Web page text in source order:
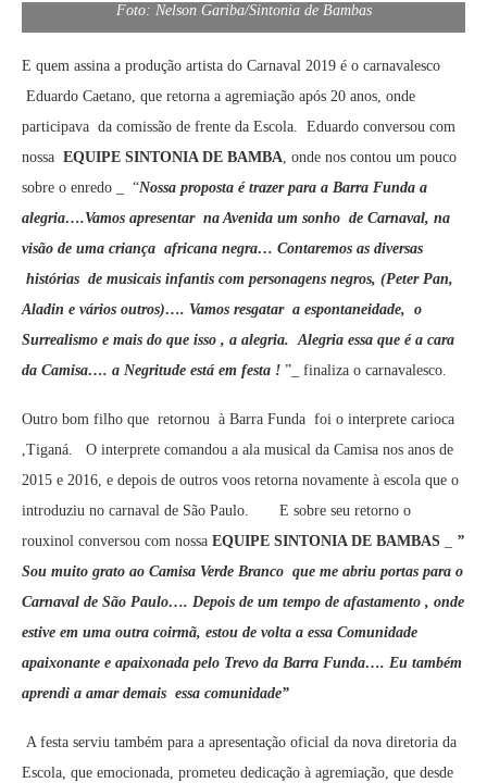
Foto: Nelson Gariba/Sintonia de Bambas
E quem assina a produção artista do Carnaval 2019 é o carnavalesco
Eduardo Caetano, que retorna a agremiação após 20 anos, onde
participava da comissão de frente da Escola. Eduardo conversou com
nossa EQUIPE SINTONIA DE BAMBA, onde nos contou um pouco
sobre o enredo ­_ “Nossa proposta é trazer para a Barra Funda a
alegria….Vamos apresentar na Avenida um sonho de Carnaval, na
visão de uma criança africana negra… Contaremos as diversas
histórias de musicais infantis com personagens negros, (Peter Pan,
Aladin e vários outros)…. Vamos resgatar a espontaneidade, o
Surrealismo e mais do que isso , a alegria. Alegria essa que é a cara
da Camisa…. a Negritude está em festa ! ”_ finaliza o carnavalesco.
Outro bom filho que retornou à Barra Funda foi o interprete carioca
,Tiganá. O interprete comandou a ala musical da Camisa nos anos de
2015 e 2016, e depois de outros voos retorna novamente à escola que o
introduziu no carnaval de São Paulo. E sobre seu retorno o
rouxinol conversou com nossa EQUIPE SINTONIA DE BAMBAS
”
Sou muito grato ao Camisa Verde Branco que me abriu portas para o
Carnaval de São Paulo…. Depois de um tempo de afastamento , onde
estive em uma outra coirmã, estou de volta a essa Comunidade
apaixonante e apaixonada pelo Trevo da Barra Funda…. Eu também
aprendi a amar demais essa comunidade”
A festa serviu também para a apresentação oficial da nova diretoria da
Escola, que emocionada, prometeu dedicação à agremiação, que desde